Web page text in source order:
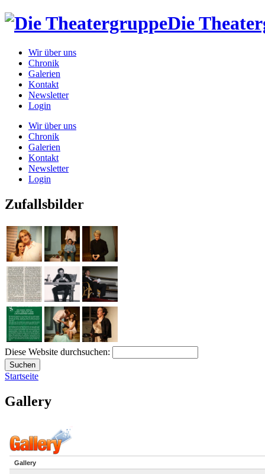
Die
Wir über uns
Chronik
Galerien
Kontakt
Newsletter
Login
Wir über uns
Chronik
Galerien
Kontakt
Newsletter
Login
Zufallsbilder
Diese Website durchsuchen:
Startseite
Gallery
Gallery